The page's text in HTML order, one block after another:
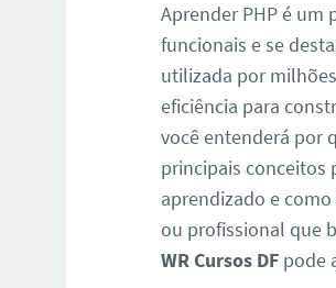
Aprender PHP é um
funcionais e se
utilizada por
eficiência para
você entenderá por
principais conceitos
aprendizado e
ou profissional que
WR Cursos DF pode